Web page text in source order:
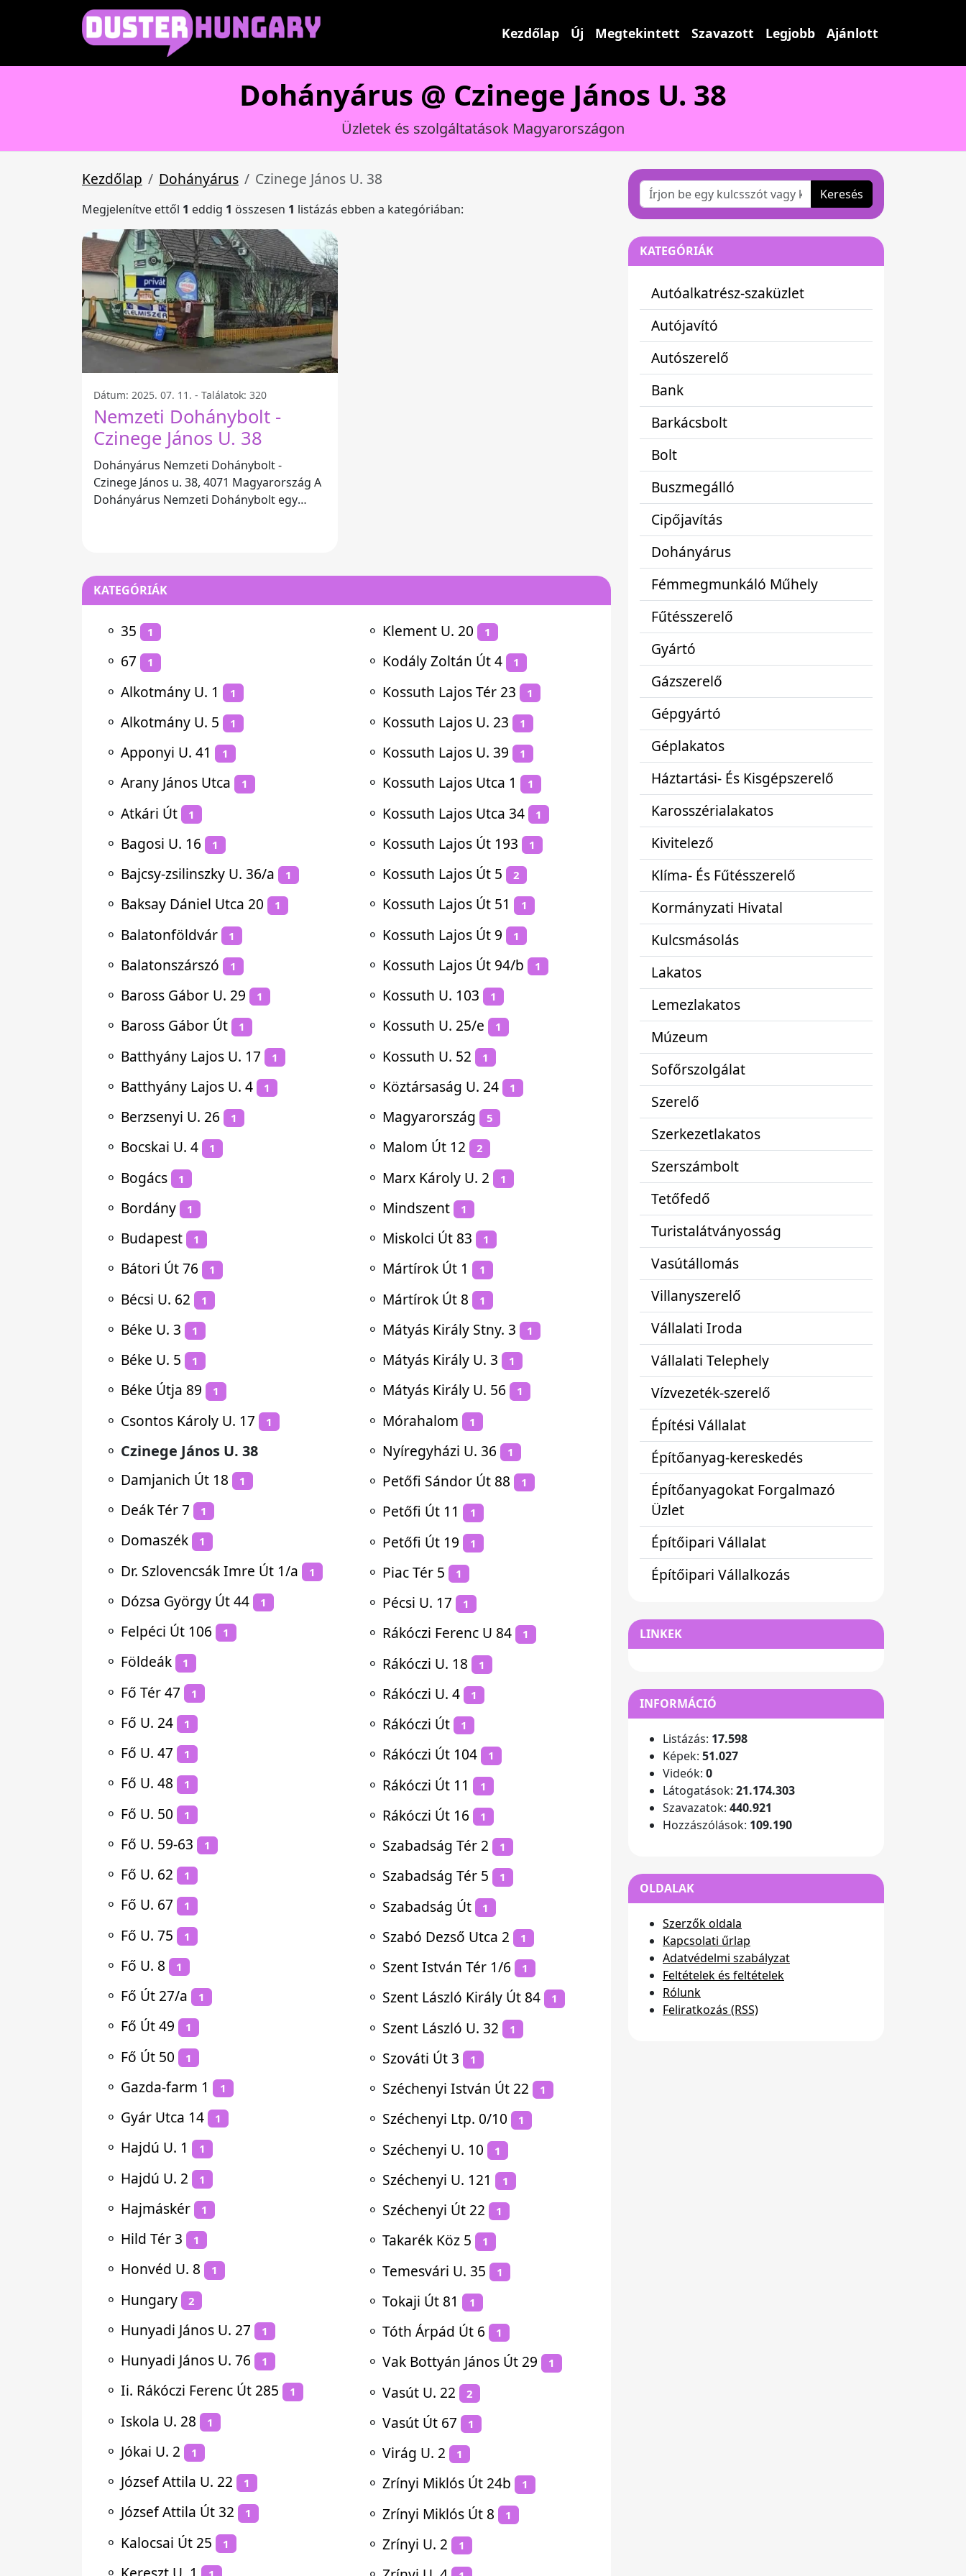
Kezdőlap Új Megtekintett Szavazott Legjobb Ajánlott
Dohányárus @ Czinege János U. 38
Üzletek és szolgáltatások Magyarországon
Kezdőlap Dohányárus Czinege János U. 38
Megjelenítve ettől 1 eddig 1 összesen 1 listázás ebben a kategóriában:
Dátum: 2025. 07. 11. - Találatok: 320
Nemzeti Dohánybolt -
Czinege János U. 38
Dohányárus Nemzeti Dohánybolt -
Czinege János u. 38, 4071 Magyarország A
Dohányárus Nemzeti Dohánybolt egy
KATEGÓRIÁK
⚬ 35 1
⚬ 67 1
⚬ Alkotmány U. 1 1
⚬ Alkotmány U. 5 1
⚬ Apponyi U. 41 1
⚬ Arany János Utca 1
⚬ Atkári Út 1
⚬ Bagosi U. 16 1
⚬ Bajcsy-zsilinszky U. 36/a 1
⚬ Baksay Dániel Utca 20 1
⚬ Balatonföldvár 1
⚬ Balatonszárszó 1
⚬ Baross Gábor U. 29 1
⚬ Baross Gábor Út 1
⚬ Batthyány Lajos U. 17 1
⚬ Batthyány Lajos U. 4 1
⚬ Berzsenyi U. 26 1
⚬ Bocskai U. 4 1
⚬ Bogács 1
⚬ Bordány 1
⚬ Budapest 1
⚬ Bátori Út 76 1
⚬ Bécsi U. 62 1
⚬ Béke U. 3 1
⚬ Béke U. 5 1
⚬ Béke Útja 89 1
⚬ Csontos Károly U. 17 1
⚬ Czinege János U. 38
⚬ Damjanich Út 18 1
⚬ Deák Tér 7 1
⚬ Domaszék 1
⚬ Dr. Szlovencsák Imre Út 1/a 1
⚬ Dózsa György Út 44 1
⚬ Felpéci Út 106 1
⚬ Földeák 1
⚬ Fő Tér 47 1
⚬ Fő U. 24 1
⚬ Fő U. 47 1
⚬ Fő U. 48 1
⚬ Fő U. 50 1
⚬ Fő U. 59-63 1
⚬ Fő U. 62 1
⚬ Fő U. 67 1
⚬ Fő U. 75 1
⚬ Fő U. 8 1
⚬ Fő Út 27/a 1
⚬ Fő Út 49 1
⚬ Fő Út 50 1
⚬ Gazda-farm 1 1
⚬ Gyár Utca 14 1
⚬ Hajdú U. 1 1
⚬ Hajdú U. 2 1
⚬ Hajmáskér 1
⚬ Hild Tér 3 1
⚬ Honvéd U. 8 1
⚬ Hungary 2
⚬ Hunyadi János U. 27 1
⚬ Hunyadi János U. 76 1
⚬ Ii. Rákóczi Ferenc Út 285 1
⚬ Iskola U. 28 1
⚬ Jókai U. 2 1
⚬ József Attila U. 22 1
⚬ József Attila Út 32 1
⚬ Kalocsai Út 25 1
⚬ Klement U. 20 1
⚬ Kodály Zoltán Út 4 1
⚬ Kossuth Lajos Tér 23 1
⚬ Kossuth Lajos U. 23 1
⚬ Kossuth Lajos U. 39 1
⚬ Kossuth Lajos Utca 1 1
⚬ Kossuth Lajos Utca 34 1
⚬ Kossuth Lajos Út 193 1
⚬ Kossuth Lajos Út 5 2
⚬ Kossuth Lajos Út 51 1
⚬ Kossuth Lajos Út 9 1
⚬ Kossuth Lajos Út 94/b 1
⚬ Kossuth U. 103 1
⚬ Kossuth U. 25/e 1
⚬ Kossuth U. 52 1
⚬ Köztársaság U. 24 1
⚬ Magyarország 5
⚬ Malom Út 12 2
⚬ Marx Károly U. 2 1
⚬ Mindszent 1
⚬ Miskolci Út 83 1
⚬ Mártírok Út 1 1
⚬ Mártírok Út 8 1
⚬ Mátyás Király Stny. 3 1
⚬ Mátyás Király U. 3 1
⚬ Mátyás Király U. 56 1
⚬ Mórahalom 1
⚬ Nyíregyházi U. 36 1
⚬ Petőfi Sándor Út 88 1
⚬ Petőfi Út 11 1
⚬ Petőfi Út 19 1
⚬ Piac Tér 5 1
⚬ Pécsi U. 17 1
⚬ Rákóczi Ferenc U 84 1
⚬ Rákóczi U. 18 1
⚬ Rákóczi U. 4 1
⚬ Rákóczi Út 1
⚬ Rákóczi Út 104 1
⚬ Rákóczi Út 11 1
⚬ Rákóczi Út 16 1
⚬ Szabadság Tér 2 1
⚬ Szabadság Tér 5 1
⚬ Szabadság Út 1
⚬ Szabó Dezső Utca 2 1
⚬ Szent István Tér 1/6 1
⚬ Szent László Király Út 84 1
⚬ Szent László U. 32 1
⚬ Szováti Út 3 1
⚬ Széchenyi István Út 22 1
⚬ Széchenyi Ltp. 0/10 1
⚬ Széchenyi U. 10 1
⚬ Széchenyi U. 121 1
⚬ Széchenyi Út 22 1
⚬ Takarék Köz 5 1
⚬ Temesvári U. 35 1
⚬ Tokaji Út 81 1
⚬ Tóth Árpád Út 6 1
⚬ Vak Bottyán János Út 29 1
⚬ Vasút U. 22 2
⚬ Vasút Út 67 1
⚬ Virág U. 2 1
⚬ Zrínyi Miklós Út 24b 1
⚬ Zrínyi Miklós Út 8 1
⚬ Zrínyi U. 2 1
Keresés
KATEGÓRIÁK
Autóalkatrész-szaküzlet
Autójavító
Autószerelő
Bank
Barkácsbolt
Bolt
Buszmegálló
Cipőjavítás
Dohányárus
Fémmegmunkáló Műhely
Fűtésszerelő
Gyártó
Gázszerelő
Gépgyártó
Géplakatos
Háztartási- És Kisgépszerelő
Karosszérialakatos
Kivitelező
Klíma- És Fűtésszerelő
Kormányzati Hivatal
Kulcsmásolás
Lakatos
Lemezlakatos
Múzeum
Sofőrszolgálat
Szerelő
Szerkezetlakatos
Szerszámbolt
Tetőfedő
Turistalátványosság
Vasútállomás
Villanyszerelő
Vállalati Iroda
Vállalati Telephely
Vízvezeték-szerelő
Építési Vállalat
Építőanyag-kereskedés
Építőanyagokat Forgalmazó
Üzlet
Építőipari Vállalat
Építőipari Vállalkozás
LINKEK
INFORMÁCIÓ
Listázás: 17.598
Képek: 51.027
Videók: 0
Látogatások: 21.174.303
Szavazatok: 440.921
Hozzászólások: 109.190
OLDALAK
Szerzők oldala
Kapcsolati űrlap
Adatvédelmi szabályzat
Feltételek és feltételek
Rólunk
Feliratkozás (RSS)